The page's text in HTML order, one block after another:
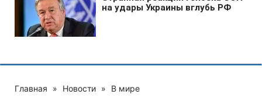
Главная » Новости » В мире